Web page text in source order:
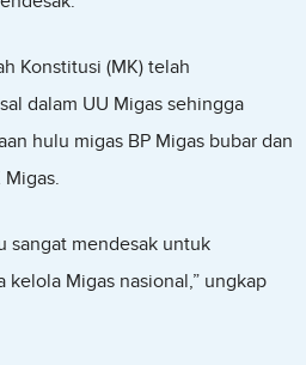
Konstitusi (MK) telah
dalam UU Migas sehingga
hulu migas BP Migas bubar dan
sangat mendesak untuk
Migas nasional,” ungkap